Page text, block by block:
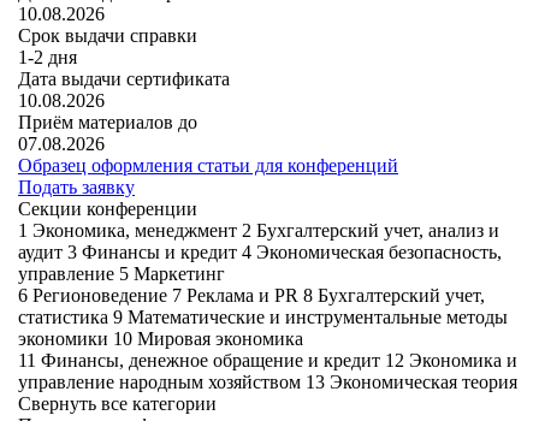
10.08.2026
Срок выдачи справки
1-2 дня
Дата выдачи сертификата
10.08.2026
Приём материалов до
07.08.2026
Образец оформления статьи для конференций
Подать заявку
Секции конференции
1 Экономика, менеджмент 2 Бухгалтерский учет, анализ и
аудит 3 Финансы и кредит 4 Экономическая безопасность,
управление 5 Маркетинг
6 Регионоведение 7 Реклама и PR 8 Бухгалтерский учет,
статистика 9 Математические и инструментальные методы
экономики 10 Мировая экономика
11 Финансы, денежное обращение и кредит 12 Экономика и
управление народным хозяйством 13 Экономическая теория
Свернуть все категории